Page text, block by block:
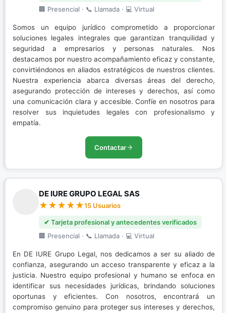
🏢 Presencial · 📞 Llamada · 💻 Virtual
Somos un equipo jurídico comprometido a proporcionar
soluciones legales integrales que garantizan tranquilidad y
seguridad a empresarios y personas naturales. Nos
destacamos por nuestro acompañamiento eficaz y constante,
convirtiéndonos en aliados estratégicos de nuestros clientes.
Nuestra experiencia abarca diversas áreas del derecho,
asegurando protección de intereses y derechos, así como
una comunicación clara y accesible. Confíe en nosotros para
resolver sus inquietudes legales con profesionalismo y
empatía.
Contactar
DE IURE GRUPO LEGAL SAS
15 Usuarios
✔ Tarjeta profesional y antecedentes verificados
🏢 Presencial · 📞 Llamada · 💻 Virtual
En DE IURE Grupo Legal, nos dedicamos a ser su aliado de
confianza, asegurando un acceso transparente y eficaz a la
justicia. Nuestro equipo profesional y humano se enfoca en
identificar sus necesidades jurídicas, brindando soluciones
oportunas y eficientes. Con nosotros, encontrará un
compromiso genuino para proteger sus intereses y derechos,